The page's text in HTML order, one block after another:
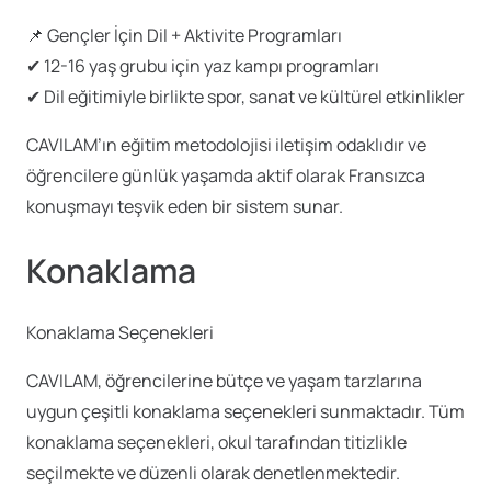
📌 Gençler İçin Dil + Aktivite Programları
✔ 12-16 yaş grubu için yaz kampı programları
✔ Dil eğitimiyle birlikte spor, sanat ve kültürel etkinlikler
CAVILAM’ın eğitim metodolojisi iletişim odaklıdır ve
öğrencilere günlük yaşamda aktif olarak Fransızca
konuşmayı teşvik eden bir sistem sunar.
Konaklama
Konaklama Seçenekleri
CAVILAM, öğrencilerine bütçe ve yaşam tarzlarına
uygun çeşitli konaklama seçenekleri sunmaktadır. Tüm
konaklama seçenekleri, okul tarafından titizlikle
seçilmekte ve düzenli olarak denetlenmektedir.